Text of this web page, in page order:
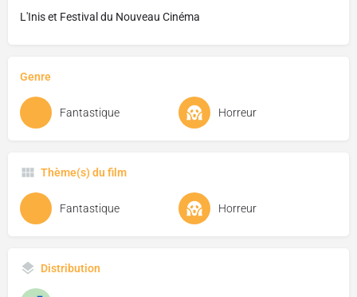
L'Inis et Festival du Nouveau Cinéma
Genre
Fantastique Horreur
Thème(s) du film
Fantastique Horreur
Distribution